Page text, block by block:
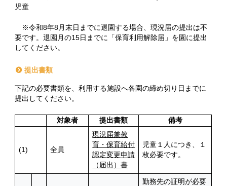
児童
※令和8年8月末日までに退園する場合、現況届の提出は不
要です。退園月の15日までに「保育利用解除届」を園に提出
してください。
提出書類
下記の必要書類を、利用する施設へ各園の締め切り日までに
提出してください。
対象者 提出書類 備考
(1) 全員
現況届兼教
育・保育給付
認定変更申請
（届出）書
児童１人につき、１
枚必要です。
勤務先の証明が必要